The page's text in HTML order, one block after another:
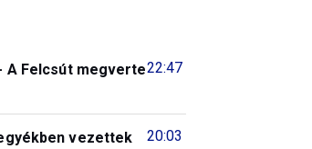
22:47
A Felcsút megverte
20:03
vezettek